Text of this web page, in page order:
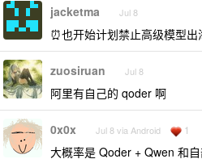
jacketma Jul 8
⏰也开始计划禁止高级模型
zuosiruan Jul 8
阿里有自己的 qoder 啊
0x0x Jul 8 via Android 1
大概率是 Qoder + Qwen 和